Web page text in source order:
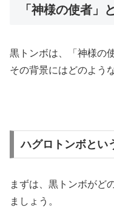
「神様の使者」
黒トンボは、「神様の
その背景にはどのよう
ハグロトンボとい
まずは、黒トンボがど
ましょう。